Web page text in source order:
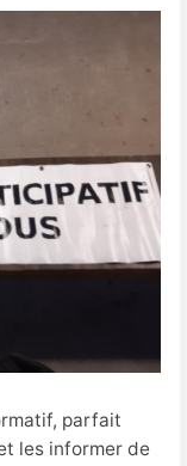
parfait
les informer de